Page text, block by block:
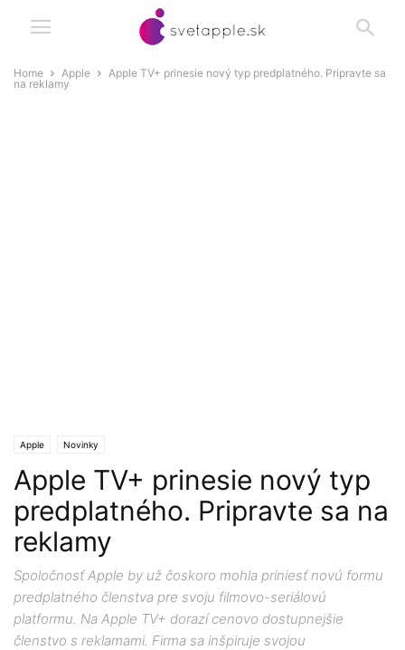
Home Apple
Apple TV+ prinesie nový typ predplatného. Pripravte sa
na reklamy
Apple Novinky
Apple TV+ prinesie nový typ
predplatného. Pripravte sa na
reklamy
Spoločnosť Apple by už čoskoro mohla priniesť novú formu
predplatného členstva pre svoju filmovo-seriálovú
platformu. Na Apple TV+ dorazí cenovo dostupnejšie
členstvo s reklamami. Firma sa inšpiruje svojou